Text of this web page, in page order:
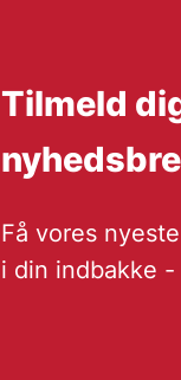
Tilmeld
Få vores
i din indbakke -